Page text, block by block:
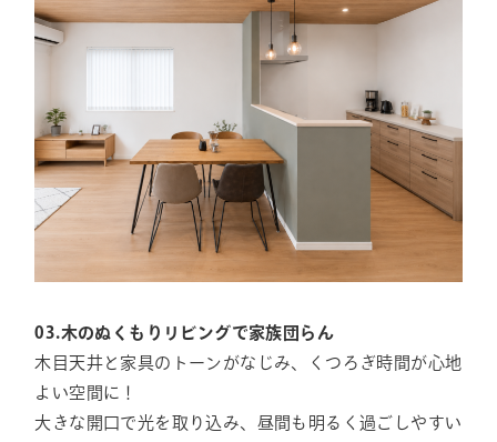
03.木のぬくもりリビングで家族団らん
木目天井と家具のトーンがなじみ、くつろぎ時間が心地
よい空間に！
大きな開口で光を取り込み、昼間も明るく過ごしやすい